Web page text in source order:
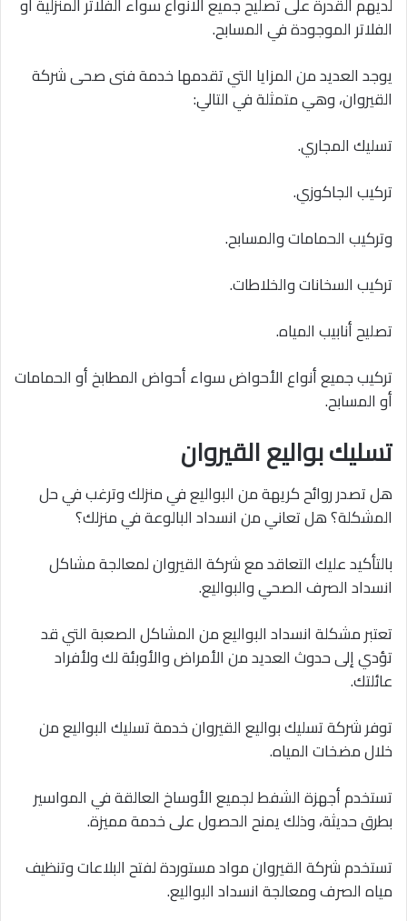
الفلاتر الموجودة في المسابح.
يوجد العديد من المزايا التي تقدمها خدمة فنى صحى شركة
القيروان، وهي متمثلة في التالي:
تسليك المجاري.
‏تركيب الجاكوزي.
‏وتركيب الحمامات والمسابح.
‏تركيب السخانات والخلاطات.
تصليح أنابيب المياه.
تركيب جميع أنواع الأحواض سواء أحواض المطابخ أو الحمامات
أو المسابح.
تسليك بواليع القيروان
هل تصدر روائح كريهة من البواليع في منزلك وترغب في حل
المشكلة؟ هل تعاني من انسداد البالوعة في منزلك؟
بالتأكيد عليك التعاقد مع شركة القيروان لمعالجة مشاكل
انسداد الصرف الصحي والبواليع.
تعتبر مشكلة انسداد البواليع من المشاكل الصعبة التي قد
تؤدي إلى حدوث العديد من الأمراض والأوبئة لك ولأفراد
عائلتك.
توفر شركة تسليك بواليع القيروان خدمة تسليك البواليع من
خلال مضخات المياه.
تستخدم أجهزة الشفط لجميع الأوساخ العالقة في المواسير
بطرق حديثة، وذلك يمنح الحصول على خدمة مميزة.
تستخدم شركة القيروان مواد مستوردة لفتح البلاعات وتنظيف
مياه الصرف ومعالجة انسداد البواليع.